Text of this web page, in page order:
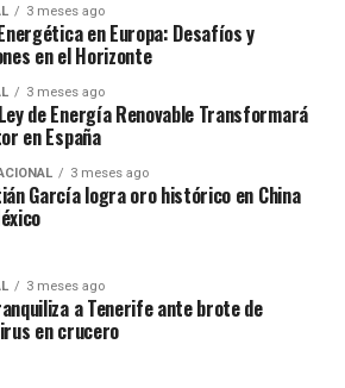
debut en Portugal, regresa con
de tres días. La edición inaugural
como Pernille Harder,
y Lily Yohannes, y culminó
Manteniendo su alianza con
en más de 100 plataformas
de ofrecer contenido inmersivo
más grande dedicado al fútbol
3 meses ago
en Europa: Desafíos y
en el Horizonte
3 meses ago
de Energía Renovable Transformará
en España
3 meses ago
García logra oro histórico en China
3 meses ago
a Tenerife ante brote de
en crucero